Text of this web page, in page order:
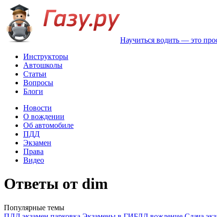
Научиться водить — это
Инструкторы
Автошколы
Статьи
Вопросы
Блоги
Новости
О вождении
Об автомобиле
ПДД
Экзамен
Права
Видео
Ответы от dim
Популярные темы